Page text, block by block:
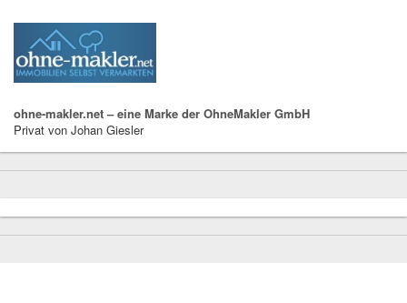
ohne-makler.net – eine Marke der OhneMakler GmbH
Privat von Johan Giesler